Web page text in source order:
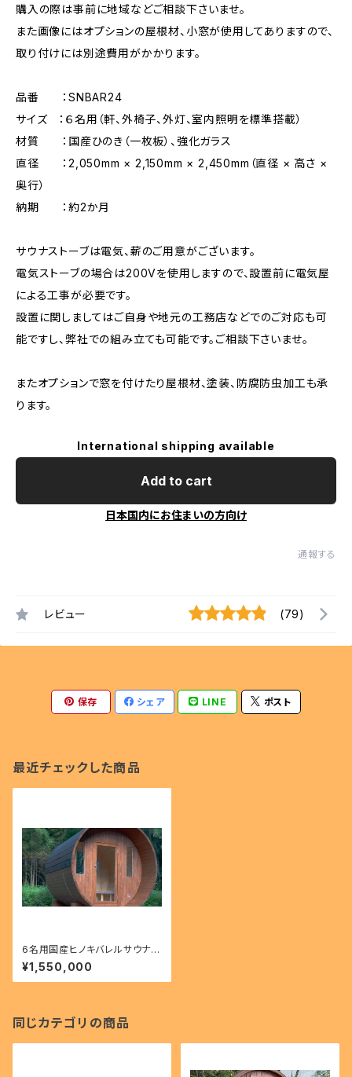
購入の際は事前に地域などご相談下さいませ。
また画像にはオプションの屋根材、小窓が使用してありますので、
取り付けには別途費用がかかります。
品番 ：SNBAR24
サイズ ：６名用（軒、外椅子、外灯、室内照明を標準搭載）
材質 ：国産ひのき（一枚板）、強化ガラス
直径 ：2,050mm × 2,150mm × 2,450mm（直径 × 高さ ×
奥行）
納期 ：約2か月
サウナストーブは電気、薪のご用意がございます。
電気ストーブの場合は200Vを使用しますので、設置前に電気屋
による工事が必要です。
設置に関しましてはご自身や地元の工務店などでのご対応も可
能ですし、弊社での組み立ても可能です。ご相談下さいませ。
またオプションで窓を付けたり屋根材、塗装、防腐防虫加工も承
ります。
International shipping available
Add to cart
日本国内にお住まいの方向け
通報する
レビュー (79)
保存 シェア LINE ポスト
最近チェックした商品
6名用国産ヒノキバレルサウナ
（サウナ本体のみ）
¥1,550,000
同じカテゴリの商品